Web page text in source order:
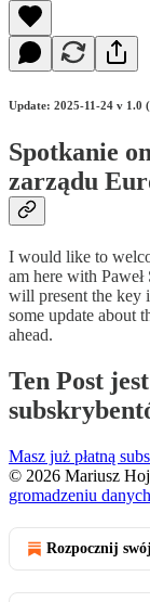
Update: 2025-11-24 v 1.0
Spotkanie
zarządu
I would like to
am here with
will present the key
some update about
ahead.
Ten Post
Masz już płatną
© 2026 Mariusz
gromadzeniu danych
Rozpocznij